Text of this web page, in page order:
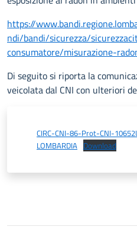
https://
ndi/bandi/sicurezza/
consumatore/misurazione-
Di seguito si riporta la
veicolata dal CNI con ulteriori
CIRC-CNI-86-Prot-CNI-
LOMBARDIA Download